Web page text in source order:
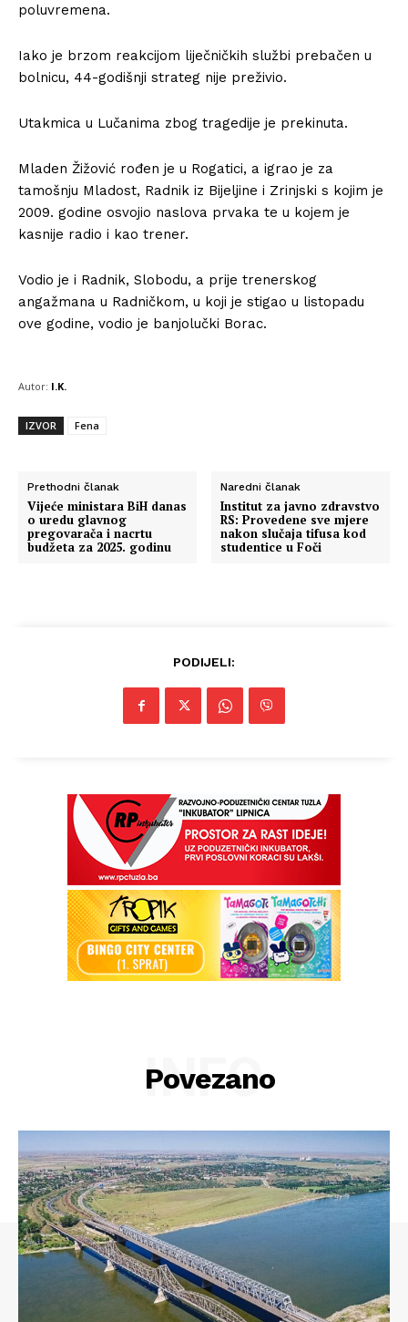
poluvremena.
Iako je brzom reakcijom liječničkih službi prebačen u
bolnicu, 44-godišnji strateg nije preživio.
Utakmica u Lučanima zbog tragedije je prekinuta.
Mladen Žižović rođen je u Rogatici, a igrao je za
tamošnju Mladost, Radnik iz Bijeljine i Zrinjski s kojim je
2009. godine osvojio naslova prvaka te u kojem je
kasnije radio i kao trener.
Vodio je i Radnik, Slobodu, a prije trenerskog
angažmana u Radničkom, u koji je stigao u listopadu
ove godine, vodio je banjolučki Borac.
Autor: I.K.
IZVOR Fena
Prethodni članak
Vijeće ministara BiH danas
o uredu glavnog
pregovarača i nacrtu
budžeta za 2025. godinu
Naredni članak
Institut za javno zdravstvo
RS: Provedene sve mjere
nakon slučaja tifusa kod
studentice u Foči
PODIJELI:
Povezano
INFO